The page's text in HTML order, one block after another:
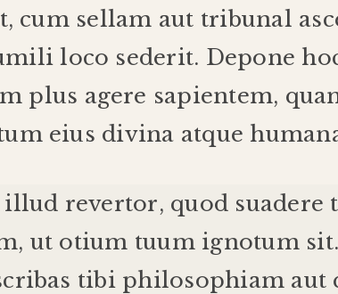
, cum sellam aut tribunal
loco sederit. Depone
plus agere sapientem,
eius divina atque
illud revertor, quod suadere
, ut otium tuum ignotum sit.
tibi philosophiam aut